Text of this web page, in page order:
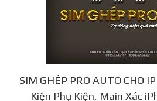
SIM GHÉP PRO AUTO CHO
Kiện Phụ Kiện, Main Xác